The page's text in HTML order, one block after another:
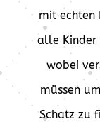
mit echten
alle Kinder
wobei
müssen
Schatz zu